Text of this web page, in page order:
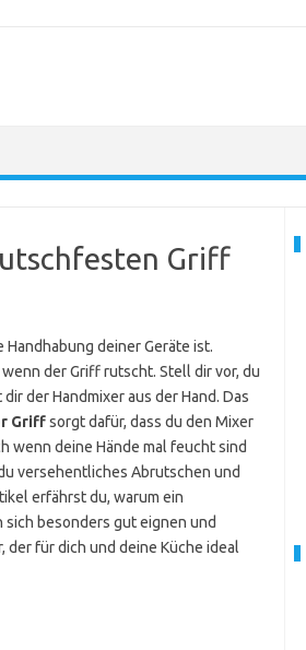
Griff
deiner Geräte ist.
der Griff rutscht. Stell dir vor, du
der Handmixer aus der Hand. Das
Griffsorgt dafür, dass du den Mixer
wenn deine Hände mal feucht sind
versehentliches Abrutschen und
erfährst du, warum ein
besonders gut eignen und
für dich und deine Küche ideal